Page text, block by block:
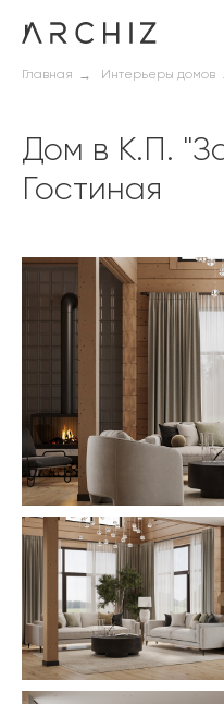
Главная → Интерьеры домов
Дом в К.П.
Гостиная